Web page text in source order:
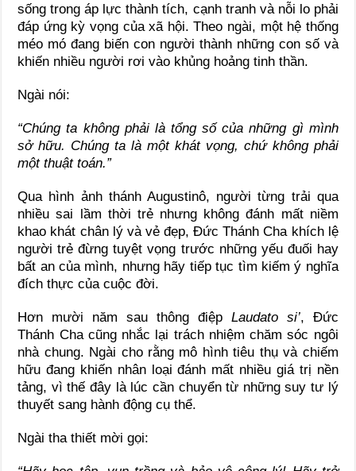
sống trong áp lực thành tích, cạnh tranh và nỗi lo phải
đáp ứng kỳ vọng của xã hội. Theo ngài, một hệ thống
méo mó đang biến con người thành những con số và
khiến nhiều người rơi vào khủng hoảng tinh thần.
Ngài nói:
“Chúng ta không phải là tổng số của những gì mình
sở hữu. Chúng ta là một khát vọng, chứ không phải
một thuật toán.”
Qua hình ảnh thánh Augustinô, người từng trải qua
nhiều sai lầm thời trẻ nhưng không đánh mất niềm
khao khát chân lý và vẻ đẹp, Đức Thánh Cha khích lệ
người trẻ đừng tuyệt vọng trước những yếu đuối hay
bất an của mình, nhưng hãy tiếp tục tìm kiếm ý nghĩa
đích thực của cuộc đời.
Hơn mười năm sau thông điệp Laudato si’, Đức
Thánh Cha cũng nhắc lại trách nhiệm chăm sóc ngôi
nhà chung. Ngài cho rằng mô hình tiêu thụ và chiếm
hữu đang khiến nhân loại đánh mất nhiều giá trị nền
tảng, vì thế đây là lúc cần chuyển từ những suy tư lý
thuyết sang hành động cụ thể.
Ngài tha thiết mời gọi: